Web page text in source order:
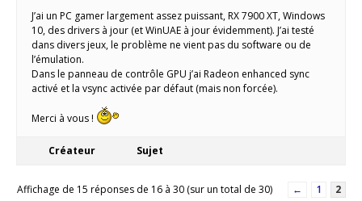
J’ai un PC gamer largement assez puissant, RX 7900 XT, Windows
10, des drivers à jour (et WinUAE à jour évidemment). J’ai testé
dans divers jeux, le problème ne vient pas du software ou de
l’émulation.
Dans le panneau de contrôle GPU j’ai Radeon enhanced sync
activé et la vsync activée par défaut (mais non forcée).
Merci à vous !
Créateur Sujet
Affichage de 15 réponses de 16 à 30 (sur un total de 30) ← 1
2